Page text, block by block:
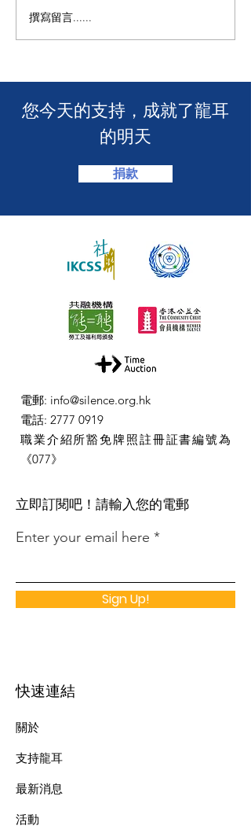
🧯 【推動資訊無障礙！龍
耳為葵盛西邨消防安全簡
撰寫留言......
​您今天的支持，成就了龍耳
的明天
捐款
電郵: info@silence.org.hk
電話: 2777 0919
職業介紹所豁免牌照註冊証書編號為
《077》
​立即訂閱吧！請輸入您的電郵
Enter your email here
Sign Up!
快速連結
關於
支持龍耳
最新消息
​活動